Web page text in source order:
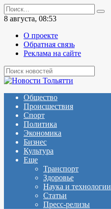
Перейти
к
содержанию
Search
for:
8 августа, 08:53
О проекте
Обратная связь
Реклама на сайте
Общество
Происшествия
Спорт
Политика
Экономика
Бизнес
Культура
Еще
Транспорт
Здоровье
Наука и технологии
Статьи
Пресс-релизы